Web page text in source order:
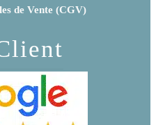
de Vente (CGV)